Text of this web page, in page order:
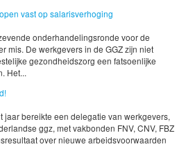
vast op salarisverhoging
onderhandelingsronde voor de
mis. De werkgevers in de GGZ zijn niet
gezondheidszorg een fatsoenlijke
Het...
bereikte een delegatie van werkgevers,
ggz, met vakbonden FNV, CNV, FBZ
over nieuwe arbeidsvoorwaarden